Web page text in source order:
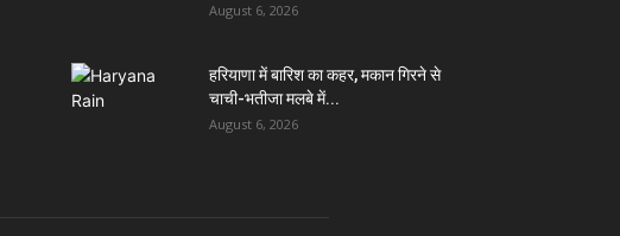
August 6, 2026
हरियाणा में बारिश का कहर, मकान गिरने से
चाची-भतीजा मलबे में...
August 6, 2026